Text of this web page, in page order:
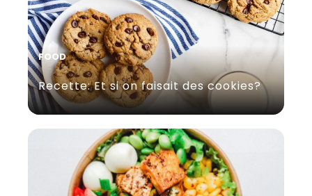
FOOD
Recette: Et si on faisait des cookies?